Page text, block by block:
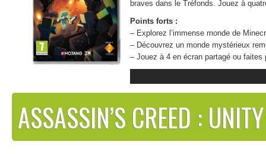
braves dans le Tréfonds. Jouez à
Points forts :
– Explorez l’immense monde de
– Découvrez un monde mystérieux
– Jouez à 4 en écran partagé ou
ASSASSIN’S CREED : UNITY